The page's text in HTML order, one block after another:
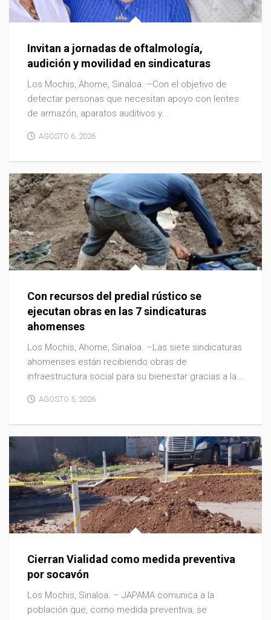
Invitan a jornadas de oftalmología,
audición y movilidad en sindicaturas
Los Mochis, Ahome, Sinaloa. –Con el objetivo de
detectar personas que necesitan apoyo con lentes
de armazón, aparatos auditivos y...
AGOSTO 6, 2026
Con recursos del predial rústico se
ejecutan obras en las 7 sindicaturas
ahomenses
Los Mochis, Ahome, Sinaloa. –Las siete sindicaturas
ahomenses están recibiendo obras de
infraestructura social para su bienestar gracias a la...
AGOSTO 5, 2026
Cierran Vialidad como medida preventiva
por socavón
Los Mochis, Sinaloa. – JAPAMA comunica a la
población que, como medida preventiva, se